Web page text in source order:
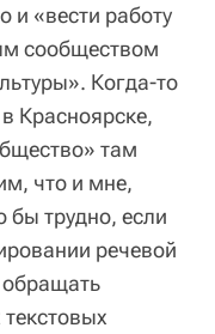
и «вести работу
сообществом
Когда-то
Красноярске,
там
что и мне,
бы трудно, если
речевой
обращать